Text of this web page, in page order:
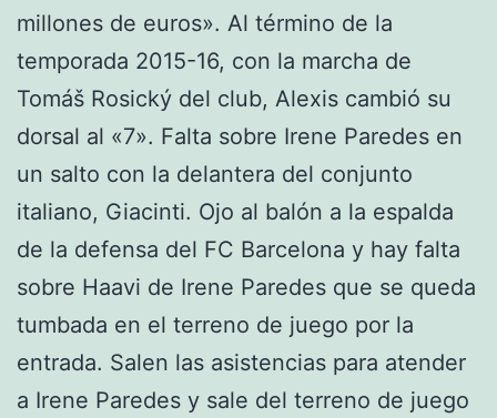
millones de euros». Al término de la
temporada 2015-16, con la marcha de
Tomáš Rosický del club, Alexis cambió su
dorsal al «7». Falta sobre Irene Paredes en
un salto con la delantera del conjunto
italiano, Giacinti. Ojo al balón a la espalda
de la defensa del FC Barcelona y hay falta
sobre Haavi de Irene Paredes que se queda
tumbada en el terreno de juego por la
entrada. Salen las asistencias para atender
a Irene Paredes y sale del terreno de juego